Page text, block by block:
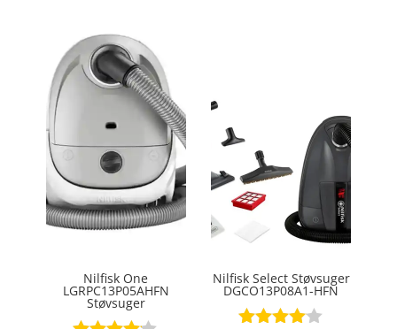
Nilfisk One
LGRPC13P05AHFN
Støvsuger
Nilfisk Select Støvsuger
DGCO13P08A1-HFN